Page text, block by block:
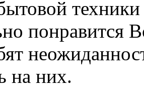
понравится
на них.